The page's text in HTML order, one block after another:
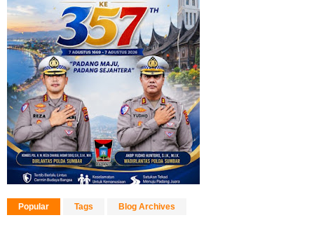
Popular Tags Blog Archives